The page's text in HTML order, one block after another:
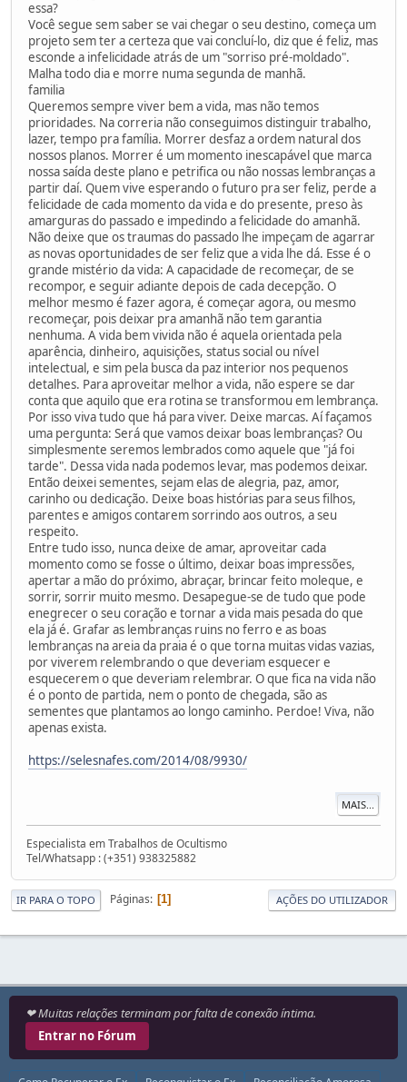
essa?
Você segue sem saber se vai chegar o seu destino, começa um
projeto sem ter a certeza que vai concluí-lo, diz que é feliz, mas
esconde a infelicidade atrás de um "sorriso pré-moldado".
Malha todo dia e morre numa segunda de manhã.
familia
Queremos sempre viver bem a vida, mas não temos
prioridades. Na correria não conseguimos distinguir trabalho,
lazer, tempo pra família. Morrer desfaz a ordem natural dos
nossos planos. Morrer é um momento inescapável que marca
nossa saída deste plano e petrifica ou não nossas lembranças a
partir daí. Quem vive esperando o futuro pra ser feliz, perde a
felicidade de cada momento da vida e do presente, preso às
amarguras do passado e impedindo a felicidade do amanhã.
Não deixe que os traumas do passado lhe impeçam de agarrar
as novas oportunidades de ser feliz que a vida lhe dá. Esse é o
grande mistério da vida: A capacidade de recomeçar, de se
recompor, e seguir adiante depois de cada decepção. O
melhor mesmo é fazer agora, é começar agora, ou mesmo
recomeçar, pois deixar pra amanhã não tem garantia
nenhuma. A vida bem vivida não é aquela orientada pela
aparência, dinheiro, aquisições, status social ou nível
intelectual, e sim pela busca da paz interior nos pequenos
detalhes. Para aproveitar melhor a vida, não espere se dar
conta que aquilo que era rotina se transformou em lembrança.
Por isso viva tudo que há para viver. Deixe marcas. Aí façamos
uma pergunta: Será que vamos deixar boas lembranças? Ou
simplesmente seremos lembrados como aquele que "já foi
tarde". Dessa vida nada podemos levar, mas podemos deixar.
Então deixei sementes, sejam elas de alegria, paz, amor,
carinho ou dedicação. Deixe boas histórias para seus filhos,
parentes e amigos contarem sorrindo aos outros, a seu
respeito.
Entre tudo isso, nunca deixe de amar, aproveitar cada
momento como se fosse o último, deixar boas impressões,
apertar a mão do próximo, abraçar, brincar feito moleque, e
sorrir, sorrir muito mesmo. Desapegue-se de tudo que pode
enegrecer o seu coração e tornar a vida mais pesada do que
ela já é. Grafar as lembranças ruins no ferro e as boas
lembranças na areia da praia é o que torna muitas vidas vazias,
por viverem relembrando o que deveriam esquecer e
esquecerem o que deveriam relembrar. O que fica na vida não
é o ponto de partida, nem o ponto de chegada, são as
sementes que plantamos ao longo caminho. Perdoe! Viva, não
apenas exista.
https://selesnafes.com/2014/08/9930/
MAIS...
Especialista em Trabalhos de Ocultismo
Tel/Whatsapp : (+351) 938325882
IR PARA O TOPO Páginas 1 AÇÕES DO UTILIZADOR
❤ Muitas relações terminam por falta de conexão íntima.
Entrar no Fórum